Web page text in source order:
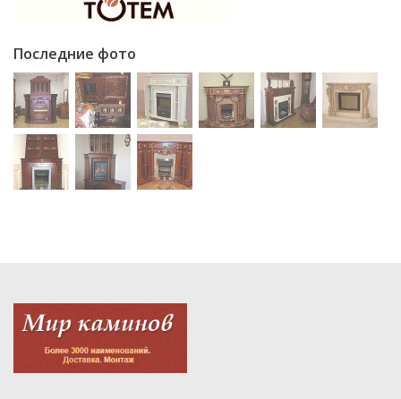
Последние фото